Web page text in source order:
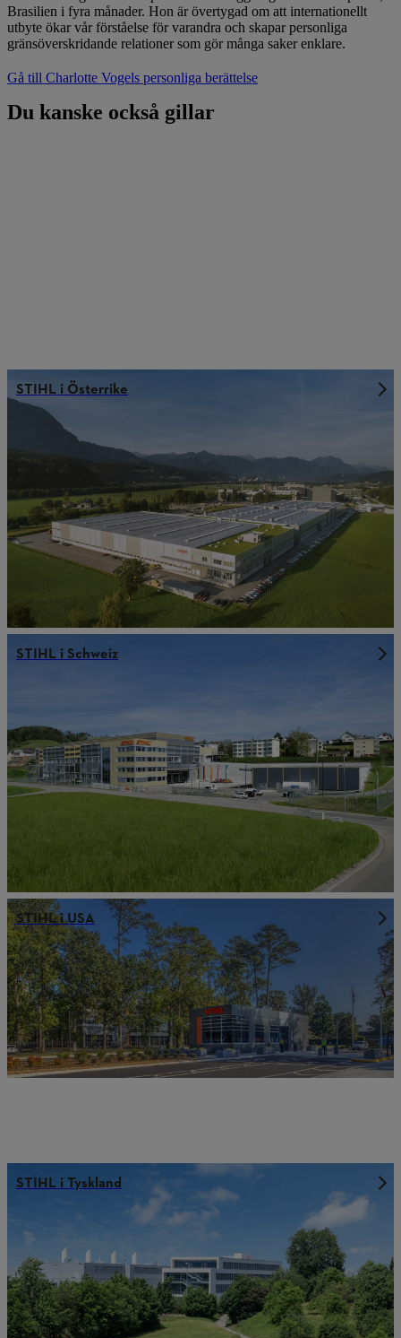
Brasilien i fyra månader. Hon är övertygad om att internationellt
utbyte ökar vår förståelse för varandra och skapar personliga
gränsöverskridande relationer som gör många saker enklare.
Gå till Charlotte Vogels personliga berättelse
Du kanske också gillar
STIHL i Österrike
STIHL i Schweiz
STIHL i USA
STIHL i Tyskland